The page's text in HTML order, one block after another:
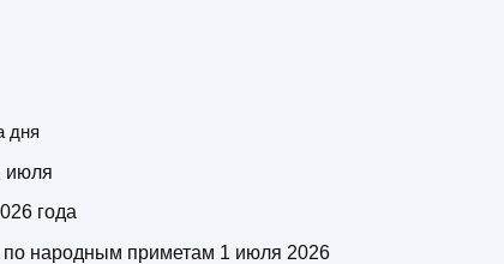
дня
июля
года
по народным приметам 1 июля 2026